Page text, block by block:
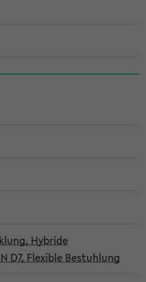
Hybride
D7, Flexible Bestuhlung